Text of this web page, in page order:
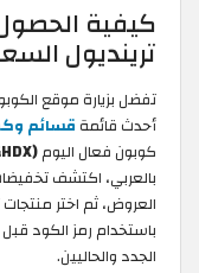
كيفية
ترينديول
أحدث قائمة قسائم
كوبون فعال اليوم(RAGHDX)
العروض، ثم اختر
باستخدام رمز الكود
الجدد والحاليين.